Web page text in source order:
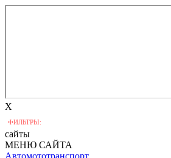
X
ФИЛЬТРЫ:
сайты
МЕНЮ САЙТА
Автомототранспорт